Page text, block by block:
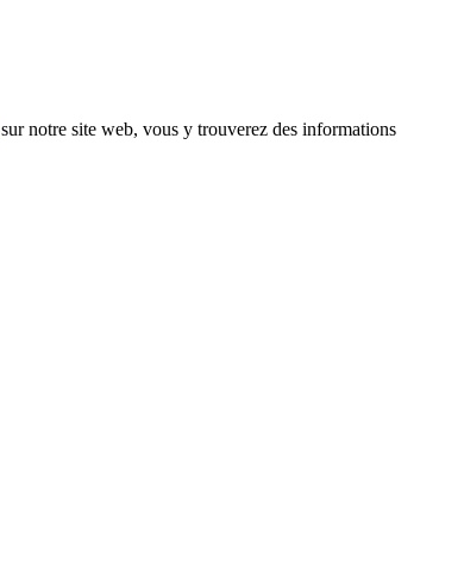
sur notre site web, vous y trouverez des informations